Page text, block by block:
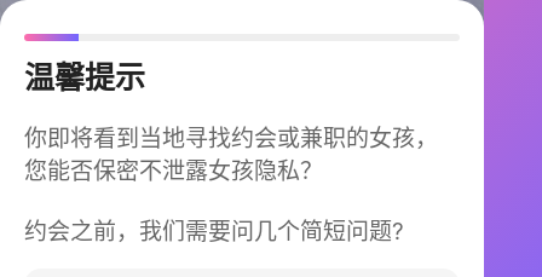
温馨提示
你即将看到当地寻找约会或兼职的女孩，
您能否保密不泄露女孩隐私？
约会之前，我们需要问几个简短问题?
今晚不再孤单